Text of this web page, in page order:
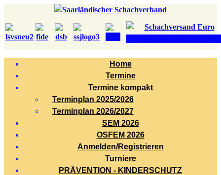
Home
Termine
Termine kompakt
Terminplan 2025/2026
Terminplan 2026/2027
SEM 2026
OSFEM 2026
Anmelden/Registrieren
Turniere
PRÄVENTION - KINDERSCHUTZ